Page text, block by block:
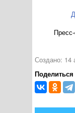
Создано: 14
Поделиться